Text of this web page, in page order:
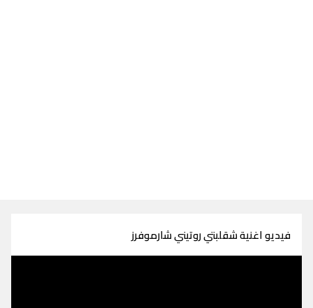
فيديو اغنية شقلبتي روتيني شارموفرز